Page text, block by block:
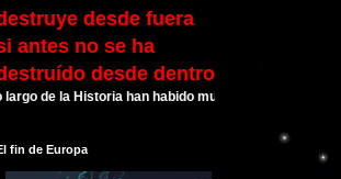
desde fuera
antes no se ha
desde dentro
la Historia han habido muchas Civilizaciones que
fin de Europa